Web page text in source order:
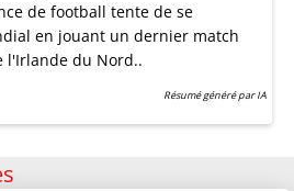
de football tente de se
en jouant un dernier match
l'Irlande du Nord..
Résumé généré par IA